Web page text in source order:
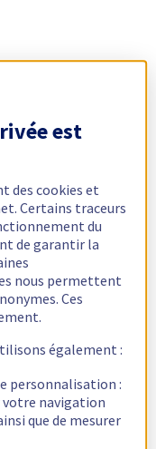
est
des cookies et
Certains traceurs
du
de garantir la
nous permettent
Ces
également :
personnalisation :
navigation
que de mesurer